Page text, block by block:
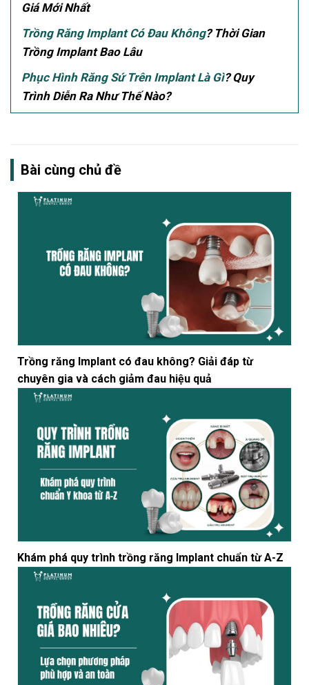
Giá Mới Nhất
Trồng Răng Implant Có Đau Không? Thời Gian
Trồng Implant Bao Lâu
Phục Hình Răng Sứ Trên Implant Là Gì? Quy
Trình Diễn Ra Như Thế Nào?
Bài cùng chủ đề
Trồng răng Implant có đau không? Giải đáp từ
chuyên gia và cách giảm đau hiệu quả
Khám phá quy trình trồng răng Implant chuẩn từ A-Z